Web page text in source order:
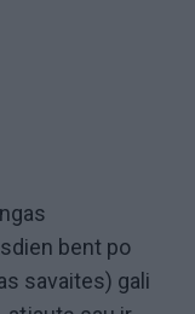
bent po
savaites) gali